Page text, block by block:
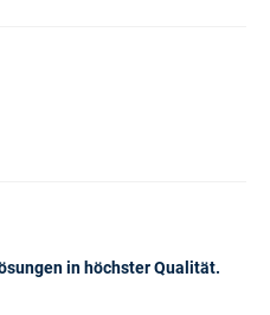
in höchster Qualität.